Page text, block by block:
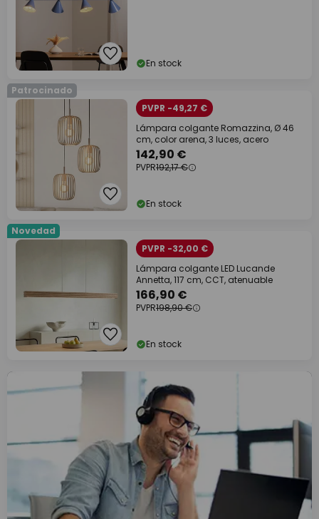
En stock
Patrocinado
PVPR -49,27 €
Lámpara colgante Romazzina, Ø 46
cm, color arena, 3 luces, acero
142,90 €
PVPR192,17 €
En stock
Novedad
PVPR -32,00 €
Lámpara colgante LED Lucande
Annetta, 117 cm, CCT, atenuable
166,90 €
PVPR198,90 €
En stock